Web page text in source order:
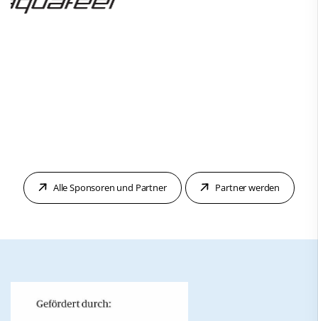
Alle Sponsoren und Partner Partner werden